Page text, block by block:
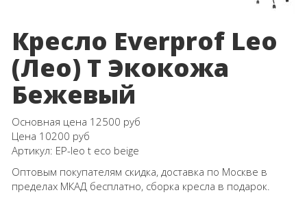
Кресло Everprof Leo
(Лео) Т Экокожа
Бежевый
Основная цена 12500 руб
Цена 10200 руб
Артикул: EP-leo t eco beige
Оптовым покупателям скидка, доставка по Москве в
пределах МКАД бесплатно, сборка кресла в подарок.